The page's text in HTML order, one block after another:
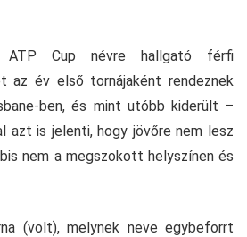
ATP Cup névre hallgató férfi
az év első tornájaként rendeznek
ben, és mint utóbb kiderült –
azt is jelenti, hogy jövőre nem lesz
nem a megszokott helyszínen és
(volt), melynek neve egybeforrt